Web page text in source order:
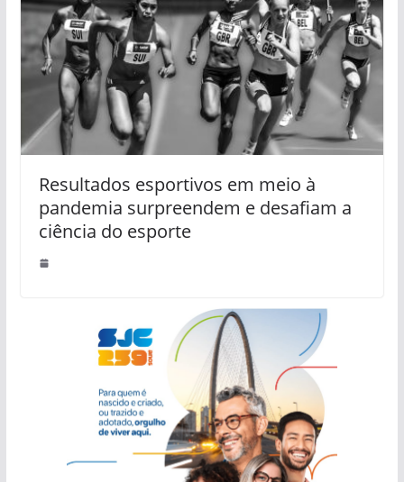
Resultados esportivos em meio à
pandemia surpreendem e desafiam a
ciência do esporte